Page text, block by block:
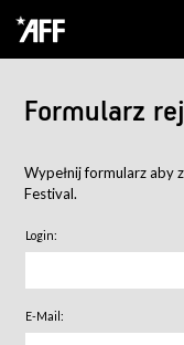
Formularz
Wypełnij formularz aby
Festival.
Login:
E-Mail: